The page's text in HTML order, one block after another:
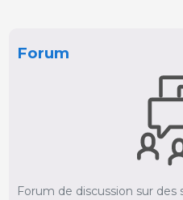
Forum
Forum de discussion sur des